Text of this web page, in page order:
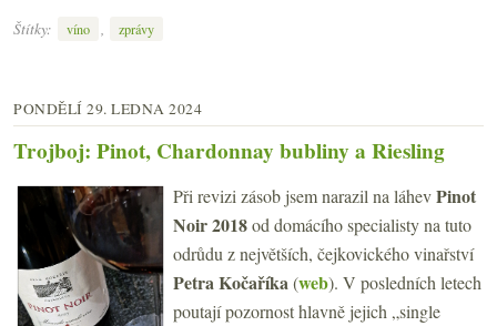
Štítky:
víno , zprávy
PONDĚLÍ 29. LEDNA 2024
Trojboj: Pinot, Chardonnay bubliny a Riesling
Při revizi zásob jsem narazil na láhevPinot
Noir 2018od domácího specialisty na tuto
odrůdu z největších, čejkovického vinařství
Petra Kočaříka(web). V posledních letech
poutají pozornost hlavně jejich „single